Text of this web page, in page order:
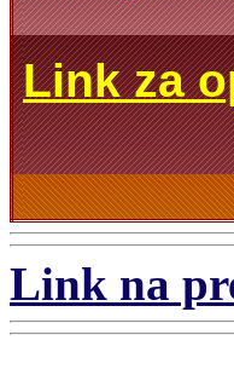
Link za
Link na